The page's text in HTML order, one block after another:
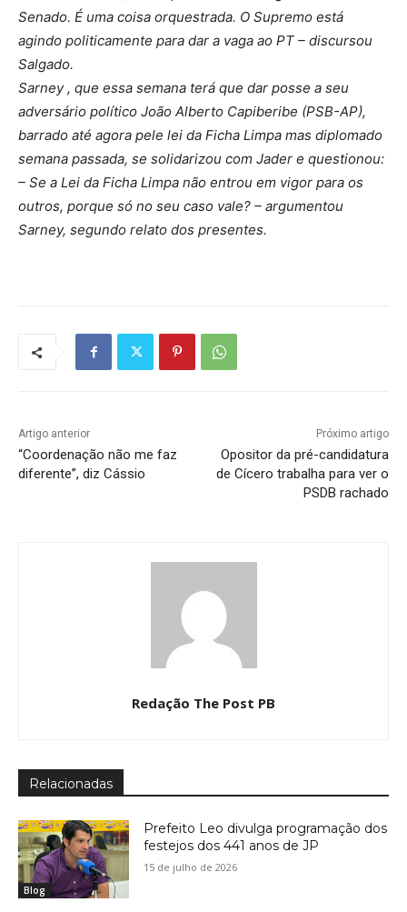
Senado. É uma coisa orquestrada. O Supremo está
agindo politicamente para dar a vaga ao PT – discursou
Salgado.
Sarney , que essa semana terá que dar posse a seu
adversário político João Alberto Capiberibe (PSB-AP),
barrado até agora pele lei da Ficha Limpa mas diplomado
semana passada, se solidarizou com Jader e questionou:
– Se a Lei da Ficha Limpa não entrou em vigor para os
outros, porque só no seu caso vale? – argumentou
Sarney, segundo relato dos presentes.
Artigo anterior
“Coordenação não me faz
diferente”, diz Cássio
Próximo artigo
Opositor da pré-candidatura
de Cícero trabalha para ver o
PSDB rachado
Redação The Post PB
Relacionadas
Blog
Prefeito Leo divulga programação dos
festejos dos 441 anos de JP
15 de julho de 2026